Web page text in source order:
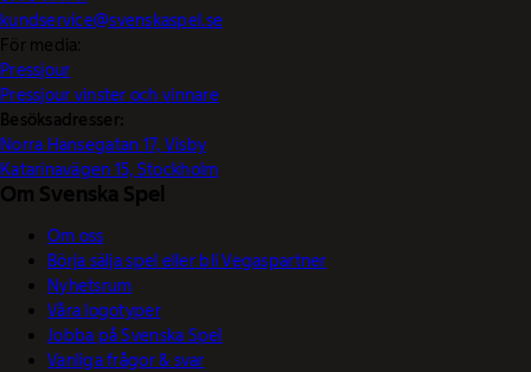
kundservice@svenskaspel.se
För media:
Pressjour
Pressjour vinster och vinnare
Besöksadresser:
Norra Hansegatan 17, Visby
Katarinavägen 15, Stockholm
Om Svenska Spel
Om oss
Börja sälja spel eller bli Vegaspartner
Nyhetsrum
Våra logotyper
Jobba på Svenska Spel
Vanliga frågor & svar